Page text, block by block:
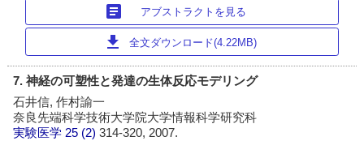
article アブストラクトを見る
download 全文ダウンロード(4.22MB)
7. 神経の可塑性と発達の生体反応モデリング
石井信, 作村諭一
奈良先端科学技術大学院大学情報科学研究科
実験医学 25 (2)314-320, 2007.